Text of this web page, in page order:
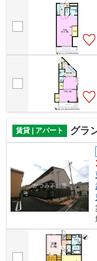
賃貸 | アパート グラ